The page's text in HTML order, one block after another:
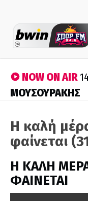
NOW ON AIR
ΜΟΥΣΟΥΡΑΚΗΣ
Η καλή
φαίνεται
H ΚΑΛΗ
ΦΑΙΝΕΤΑΙ